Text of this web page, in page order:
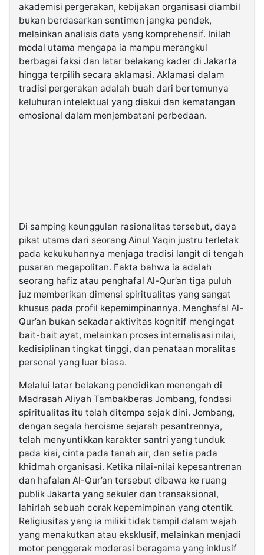
akademisi pergerakan, kebijakan organisasi diambil
bukan berdasarkan sentimen jangka pendek,
melainkan analisis data yang komprehensif. Inilah
modal utama mengapa ia mampu merangkul
berbagai faksi dan latar belakang kader di Jakarta
hingga terpilih secara aklamasi. Aklamasi dalam
tradisi pergerakan adalah buah dari bertemunya
keluhuran intelektual yang diakui dan kematangan
emosional dalam menjembatani perbedaan.
Di samping keunggulan rasionalitas tersebut, daya
pikat utama dari seorang Ainul Yaqin justru terletak
pada kekukuhannya menjaga tradisi langit di tengah
pusaran megapolitan. Fakta bahwa ia adalah
seorang hafiz atau penghafal Al-Qur’an tiga puluh
juz memberikan dimensi spiritualitas yang sangat
khusus pada profil kepemimpinannya. Menghafal Al-
Qur’an bukan sekadar aktivitas kognitif mengingat
bait-bait ayat, melainkan proses internalisasi nilai,
kedisiplinan tingkat tinggi, dan penataan moralitas
personal yang luar biasa.
Melalui latar belakang pendidikan menengah di
Madrasah Aliyah Tambakberas Jombang, fondasi
spiritualitas itu telah ditempa sejak dini. Jombang,
dengan segala heroisme sejarah pesantrennya,
telah menyuntikkan karakter santri yang tunduk
pada kiai, cinta pada tanah air, dan setia pada
khidmah organisasi. Ketika nilai-nilai kepesantrenan
dan hafalan Al-Qur’an tersebut dibawa ke ruang
publik Jakarta yang sekuler dan transaksional,
lahirlah sebuah corak kepemimpinan yang otentik.
Religiusitas yang ia miliki tidak tampil dalam wajah
yang menakutkan atau eksklusif, melainkan menjadi
motor penggerak moderasi beragama yang inklusif